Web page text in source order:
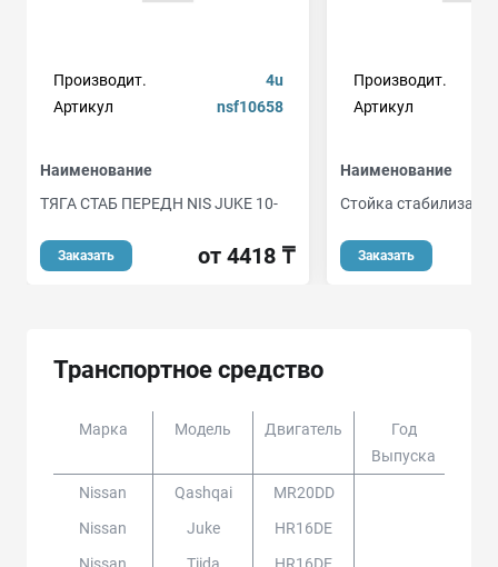
Производит.
4u
Артикул
nsf10658
Наименование
ТЯГА СТАБ ПЕРЕДН NIS JUKE 10-
Заказать от 4418 ₸
Производит.
Артикул
Наименование
Стойка
Заказать
Транспортное средство
Марка Модель Двигатель
Год
Выпуска
Nissan Qashqai
MR20DD
Nissan
Juke
HR16DE
Nissan
Tiida
HR16DE